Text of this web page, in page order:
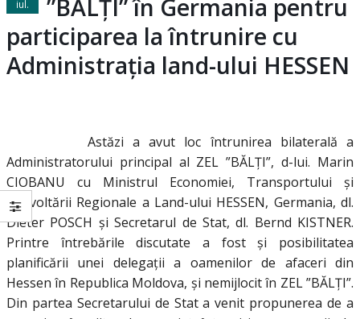
iul.
”BĂLȚI” în Germania pentru
participarea la întrunire cu
Administrația land-ului HESSEN
Astăzi a avut loc întrunirea bilaterală a
Administratorului principal al ZEL ”BĂLȚI”, d-lui. Marin
CIOBANU cu Ministrul Economiei, Transportului și
Dezvoltării Regionale a Land-ului HESSEN, Germania, dl.
Dieter POSCH și Secretarul de Stat, dl. Bernd KISTNER.
Printre întrebările discutate a fost și posibilitatea
planificării unei delegații a oamenilor de afaceri din
Hessen în Republica Moldova, și nemijlocit în ZEL ”BĂLȚI”.
Din partea Secretarului de Stat a venit propunerea de a